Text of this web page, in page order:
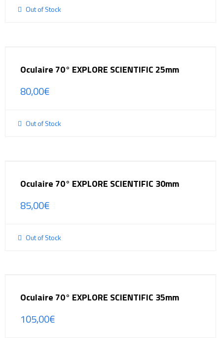
Out of Stock
Oculaire 70° EXPLORE SCIENTIFIC 25mm
80,00€
Out of Stock
Oculaire 70° EXPLORE SCIENTIFIC 30mm
85,00€
Out of Stock
Oculaire 70° EXPLORE SCIENTIFIC 35mm
105,00€